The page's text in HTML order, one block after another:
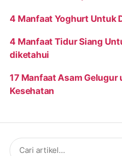
4 Manfaat Yoghurt Untuk
4 Manfaat Tidur Siang
diketahui
17 Manfaat Asam Gelugur
Kesehatan
Search
for: